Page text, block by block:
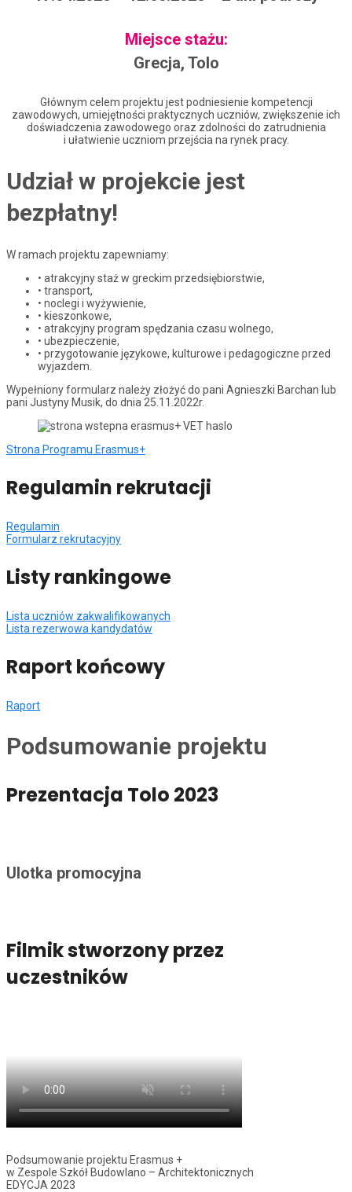
Miejsce stażu:
Grecja, Tolo
Głównym celem projektu jest podniesienie kompetencji
zawodowych, umiejętności praktycznych uczniów, zwiększenie ich
doświadczenia zawodowego oraz zdolności do zatrudnienia
i ułatwienie uczniom przejścia na rynek pracy.
Udział w projekcie jest
bezpłatny!
W ramach projektu zapewniamy:
• atrakcyjny staż w greckim przedsiębiorstwie,
• transport,
• noclegi i wyżywienie,
• kieszonkowe,
• atrakcyjny program spędzania czasu wolnego,
• ubezpieczenie,
• przygotowanie językowe, kulturowe i pedagogiczne przed
wyjazdem.
Wypełniony formularz należy złożyć do pani Agnieszki Barchan lub
pani Justyny Musik, do dnia 25.11.2022r.
Strona Programu Erasmus+
Regulamin rekrutacji
Regulamin
Formularz rekrutacyjny
Listy rankingowe
Lista uczniów zakwalifikowanych
Lista rezerwowa kandydatów
Raport końcowy
Raport
Podsumowanie projektu
Prezentacja Tolo 2023
Ulotka promocyjna
Filmik stworzony przez
uczestników
Podsumowanie projektu Erasmus +
w Zespole Szkół Budowlano – Architektonicznych
EDYCJA 2023